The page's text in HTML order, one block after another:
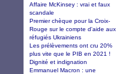
Affaire McKinsey : vrai et faux
scandale
Premier chèque pour la Croix-
Rouge sur le compte d'aide aux
réfugiés Ukrainiens
Les prélèvements ont cru 20%
plus vite que le PIB en 2021 !
Dignité et indignation
Emmanuel Macron : une